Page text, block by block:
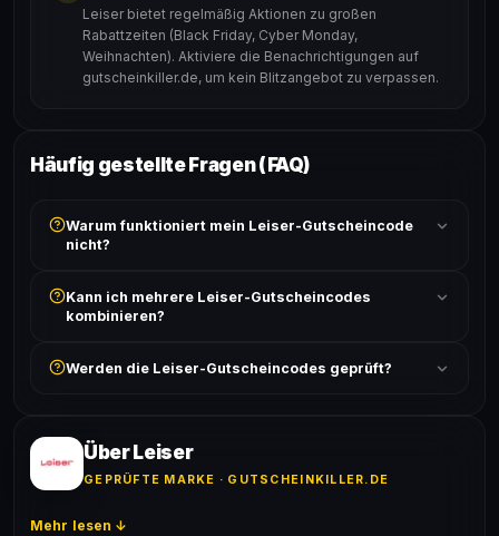
Leiser bietet regelmäßig Aktionen zu großen
Rabattzeiten (Black Friday, Cyber Monday,
Weihnachten). Aktiviere die Benachrichtigungen auf
gutscheinkiller.de, um kein Blitzangebot zu verpassen.
Häufig gestellte Fragen (FAQ)
Warum funktioniert mein Leiser-Gutscheincode
nicht?
ist und ob der Code nicht für bereits reduzierte Artikel
gilt. Alle Bedingungen findest du unter „Details".
Kann ich mehrere Leiser-Gutscheincodes
kombinieren?
akzeptiert. Die Kombination mehrerer Codes ist meist
Werden die Leiser-Gutscheincodes geprüft?
Erfolgsquote wird bei jedem Angebot angezeigt.
Über Leiser
GEPRÜFTE MARKE · GUTSCHEINKILLER.DE
Mehr lesen ↓